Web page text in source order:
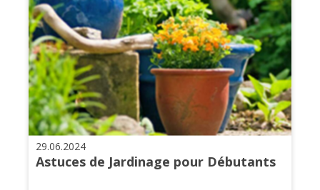
29.06.2024
Astuces de Jardinage pour Débutants